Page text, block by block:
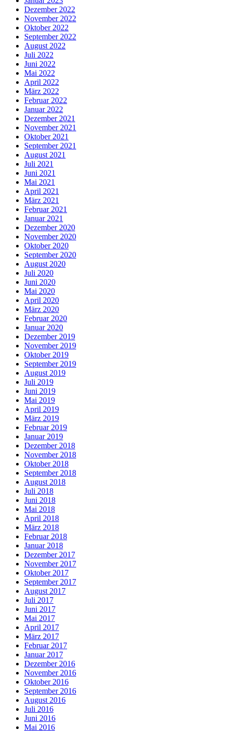
Dezember 2022
November 2022
Oktober 2022
September 2022
August 2022
Juli 2022
Juni 2022
Mai 2022
April 2022
März 2022
Februar 2022
Januar 2022
Dezember 2021
November 2021
Oktober 2021
September 2021
August 2021
Juli 2021
Juni 2021
Mai 2021
April 2021
März 2021
Februar 2021
Januar 2021
Dezember 2020
November 2020
Oktober 2020
September 2020
August 2020
Juli 2020
Juni 2020
Mai 2020
April 2020
März 2020
Februar 2020
Januar 2020
Dezember 2019
November 2019
Oktober 2019
September 2019
August 2019
Juli 2019
Juni 2019
Mai 2019
April 2019
März 2019
Februar 2019
Januar 2019
Dezember 2018
November 2018
Oktober 2018
September 2018
August 2018
Juli 2018
Juni 2018
Mai 2018
April 2018
März 2018
Februar 2018
Januar 2018
Dezember 2017
November 2017
Oktober 2017
September 2017
August 2017
Juli 2017
Juni 2017
Mai 2017
April 2017
März 2017
Februar 2017
Januar 2017
Dezember 2016
November 2016
Oktober 2016
September 2016
August 2016
Juli 2016
Juni 2016
Mai 2016